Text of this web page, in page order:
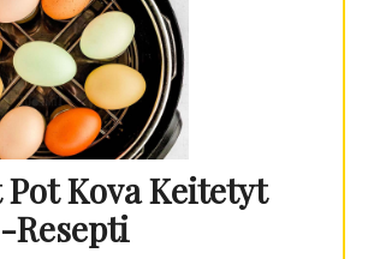
Kova Keitetyt
resepti